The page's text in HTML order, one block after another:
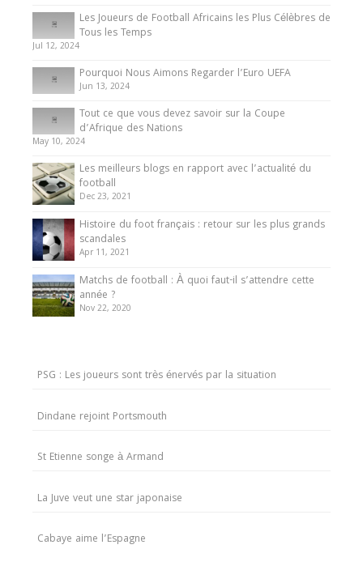
Les Joueurs de Football Africains les Plus Célèbres de
Tous les Temps
Jul 12, 2024
Pourquoi Nous Aimons Regarder l’Euro UEFA
Jun 13, 2024
Tout ce que vous devez savoir sur la Coupe
d’Afrique des Nations
May 10, 2024
Les meilleurs blogs en rapport avec l’actualité du
football
Dec 23, 2021
Histoire du foot français : retour sur les plus grands
scandales
Apr 11, 2021
Matchs de football : À quoi faut-il s’attendre cette
année ?
Nov 22, 2020
PSG : Les joueurs sont très énervés par la situation
Dindane rejoint Portsmouth
St Etienne songe à Armand
La Juve veut une star japonaise
Cabaye aime l’Espagne